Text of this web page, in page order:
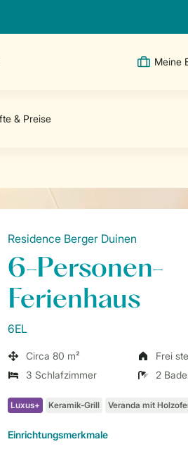
Meine
Residence Berger Duinen
6-Personen-
Ferienhaus
6EL
Circa 80 m²
Frei
3 Schlafzimmer
2
Einrichtungsmerkmale